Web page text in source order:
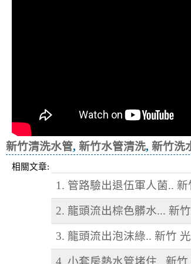
新竹清洗水管, 新竹水管清洗, 新竹洗
相關文章:
1. 管路驗出退伍軍人菌..
2. 龍頭流出棕色髒水... 新
3. 龍頭流出泡沫綠.. 新竹
4. 小套房熱水管堵住.. 新